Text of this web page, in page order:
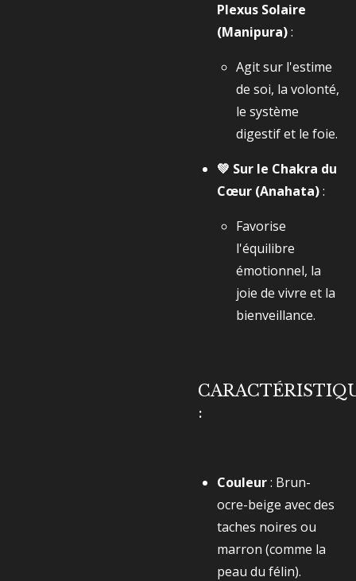
Plexus Solaire
(Manipura):
Agit sur l'estime
de soi, la volonté,
le système
digestif et le foie.
💚 Sur le Chakra du
Cœur (Anahata):
Favorise
l'équilibre
émotionnel, la
joie de vivre et la
bienveillance.
:
Couleur: Brun-
ocre-beige avec des
taches noires ou
marron (comme la
peau du félin).